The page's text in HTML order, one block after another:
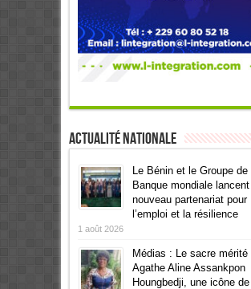
Actualité Nationale
Le Bénin et le Groupe de
Banque mondiale
nouveau partenariat pour
l’emploi et la résilience
1 août 2026
Médias : Le sacre mérité
Agathe Aline Assankpon
Houngbedji, une icône